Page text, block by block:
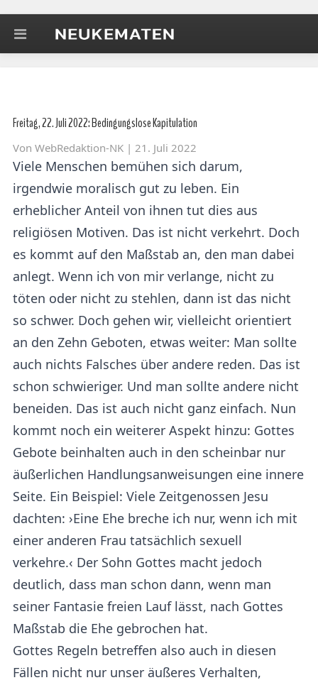
Freitag, 22. Juli 2022: Bedingungslose Kapitulation
Von WebRedaktion-NK | 21. Juli 2022
Viele Menschen bemühen sich darum,
irgendwie moralisch gut zu leben. Ein
erheblicher Anteil von ihnen tut dies aus
religiösen Motiven. Das ist nicht verkehrt. Doch
es kommt auf den Maßstab an, den man dabei
anlegt. Wenn ich von mir verlange, nicht zu
töten oder nicht zu stehlen, dann ist das nicht
so schwer. Doch gehen wir, vielleicht orientiert
an den Zehn Geboten, etwas weiter: Man sollte
auch nichts Falsches über andere reden. Das ist
schon schwieriger. Und man sollte andere nicht
beneiden. Das ist auch nicht ganz einfach. Nun
kommt noch ein weiterer Aspekt hinzu: Gottes
Gebote beinhalten auch in den scheinbar nur
äußerlichen Handlungsanweisungen eine innere
Seite. Ein Beispiel: Viele Zeitgenossen Jesu
dachten: ›Eine Ehe breche ich nur, wenn ich mit
einer anderen Frau tatsächlich sexuell
verkehre.‹ Der Sohn Gottes macht jedoch
deutlich, dass man schon dann, wenn man
seiner Fantasie freien Lauf lässt, nach Gottes
Maßstab die Ehe gebrochen hat.
Gottes Regeln betreffen also auch in diesen
Fällen nicht nur unser äußeres Verhalten,